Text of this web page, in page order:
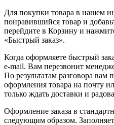
Для покупки товара в нашем
понравившийся товар и
перейдите в Корзину и
«Быстрый заказ».
Когда оформляете быстрый
e-mail. Вам перезвонит
По результатам разговора вам
оформления товара на почту
только ждать доставки и
Оформление заказа в
следующим образом.